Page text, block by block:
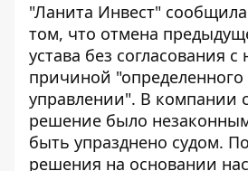
"Ланита Инвест"
том, что отмена
устава без согласования с
причиной "определенного
управлении". В компании
решение было
быть упразднено судом.
решения на основании